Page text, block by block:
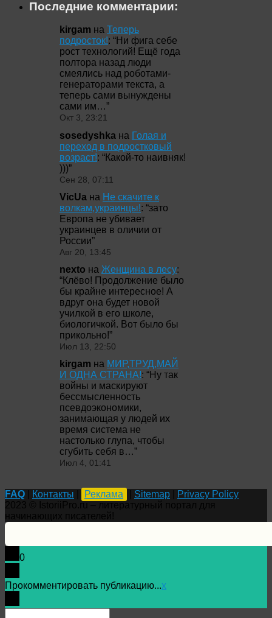
Последние комментарии:
kirgam на Теперь
подросток!: “Ни фига себе
рост технологий! Ещё года
полтора назад люди
смеялись над роботами-
генераторами текста, а
теперь сами вынуждены
сами им…”
Окт 3, 23:21
sosedyshka на Голая и
переход в подростковый
возраст!: “Какой-то наивняк!
)))”
Сен 28, 07:11
VicUa на Не скачите к
волкам,украинцы!: “зато
Европа не убивает
украинцев в оличии от
России”
Авг 20, 13:45
nexto на Женщина в лесу:
“Клёво! Продолжение было
бы крайне интересное! А
вдруг она будет новой
училкой в его школе,
биологичкой. Вот было бы
прикольно!”
Июл 13, 22:50
kirgam на МИР,ТРУД,МАЙ
И ОДНА СТРАНА!: “Ну так
войны и маскируют
бессмысленность
псевдоэкономики,
занимающая у людей их
время система не
настолько глупа, чтобы
сгубить себя в…”
Июл 4, 01:41
FAQ Контакты Реклама Sitemap
Privacy Policy
0
Прокомментировать публикацию...x